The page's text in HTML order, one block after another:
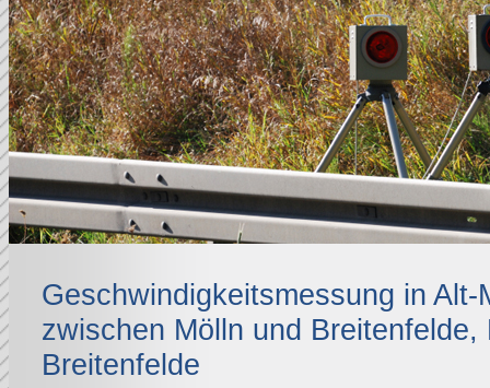
Geschwindigkeitsmessung in Alt-
zwischen Mölln und Breitenfelde,
Breitenfelde